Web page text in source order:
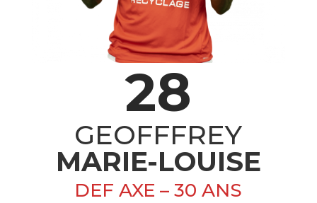
28
GEOFFFREY
MARIE-LOUISE
DEF AXE – 30 ANS